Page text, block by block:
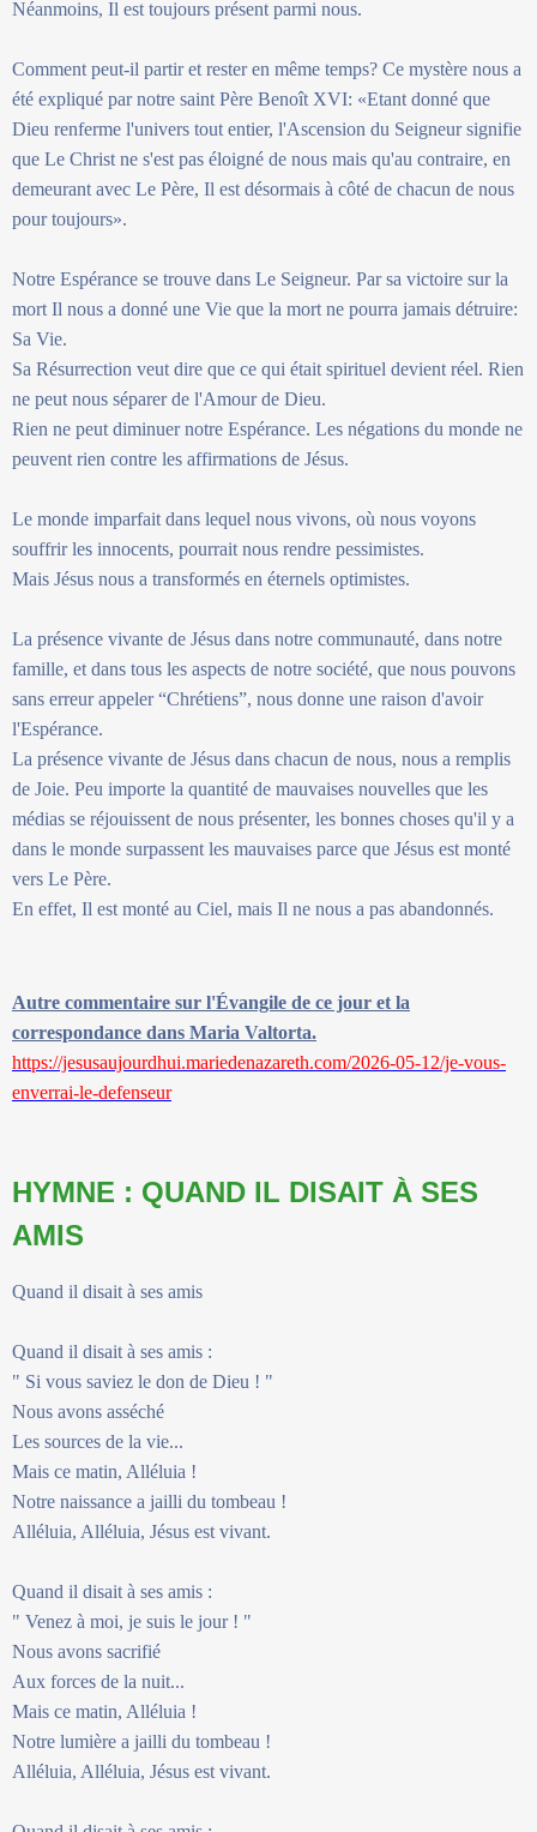
Néanmoins, Il est toujours présent parmi nous.
Comment peut-il partir et rester en même temps? Ce mystère nous a
été expliqué par notre saint Père Benoît XVI: «Etant donné que
Dieu renferme l'univers tout entier, l'Ascension du Seigneur signifie
que Le Christ ne s'est pas éloigné de nous mais qu'au contraire, en
demeurant avec Le Père, Il est désormais à côté de chacun de nous
pour toujours».
Notre Espérance se trouve dans Le Seigneur. Par sa victoire sur la
mort Il nous a donné une Vie que la mort ne pourra jamais détruire:
Sa Vie.
Sa Résurrection veut dire que ce qui était spirituel devient réel. Rien
ne peut nous séparer de l'Amour de Dieu.
Rien ne peut diminuer notre Espérance. Les négations du monde ne
peuvent rien contre les affirmations de Jésus.
Le monde imparfait dans lequel nous vivons, où nous voyons
souffrir les innocents, pourrait nous rendre pessimistes.
Mais Jésus nous a transformés en éternels optimistes.
La présence vivante de Jésus dans notre communauté, dans notre
famille, et dans tous les aspects de notre société, que nous pouvons
sans erreur appeler “Chrétiens”, nous donne une raison d'avoir
l'Espérance.
La présence vivante de Jésus dans chacun de nous, nous a remplis
de Joie. Peu importe la quantité de mauvaises nouvelles que les
médias se réjouissent de nous présenter, les bonnes choses qu'il y a
dans le monde surpassent les mauvaises parce que Jésus est monté
vers Le Père.
En effet, Il est monté au Ciel, mais Il ne nous a pas abandonnés.
Autre commentaire sur l'Évangile de ce jour et la
correspondance dans Maria Valtorta.
https://jesusaujourdhui.mariedenazareth.com/2026-05-12/je-vous-
enverrai-le-defenseur
HYMNE : QUAND IL DISAIT À SES
AMIS
Quand il disait à ses amis
Quand il disait à ses amis :
" Si vous saviez le don de Dieu ! "
Nous avons asséché
Les sources de la vie...
Mais ce matin, Alléluia !
Notre naissance a jailli du tombeau !
Alléluia, Alléluia, Jésus est vivant.
Quand il disait à ses amis :
" Venez à moi, je suis le jour ! "
Nous avons sacrifié
Aux forces de la nuit...
Mais ce matin, Alléluia !
Notre lumière a jailli du tombeau !
Alléluia, Alléluia, Jésus est vivant.